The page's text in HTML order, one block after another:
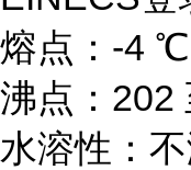
熔点：-4 ℃
沸点：
水溶性：